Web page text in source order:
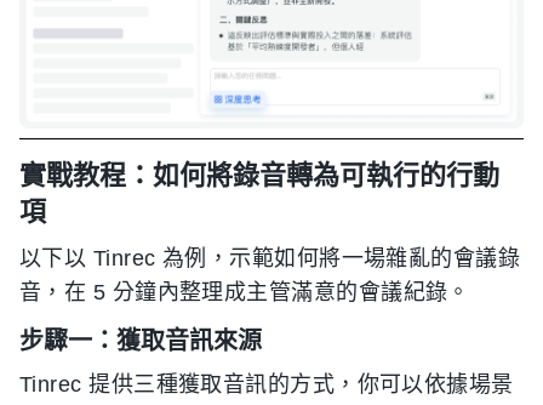
實戰教程：如何將錄音轉為可執行的行動
項
以下以 Tinrec 為例，示範如何將一場雜亂的會議錄
音，在 5 分鐘內整理成主管滿意的會議紀錄。
步驟一：獲取音訊來源
Tinrec 提供三種獲取音訊的方式，你可以依據場景